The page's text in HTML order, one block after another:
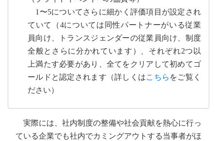
1〜5についてさらに細かく評価項目が設定され
ていて（4については同性パートナーがいる従業
員向け、トランスジェンダーの従業員向け、制度
全般とさらに分かれています）、それぞれ2つ以
上満たす必要があり、全てをクリアして初めてゴ
ールドと認定されます（詳しくはこちら をご覧く
ださい）
実際には、社内制度の整備や社会貢献を熱心に行っ
ている企業でも社内でカミングアウトする当事者がほ